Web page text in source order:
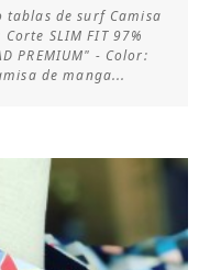
tablas de surf Camisa
SLIM FIT 97%
PREMIUM" - Color:
de manga...